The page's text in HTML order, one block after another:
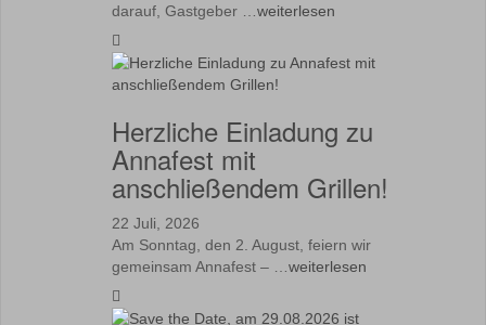
darauf, Gastgeber … weiterlesen
Herzliche Einladung zu
Annafest mit
anschließendem Grillen!
22 Juli, 2026
Am Sonntag, den 2. August, feiern wir
gemeinsam Annafest – … weiterlesen